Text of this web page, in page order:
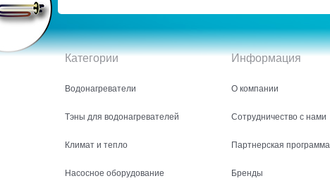
Категории
Водонагреватели
Тэны для водонагревателей
Климат и тепло
Насосное оборудование
Информация
О компании
Сотрудничество с нами
Партнерская программа
Бренды